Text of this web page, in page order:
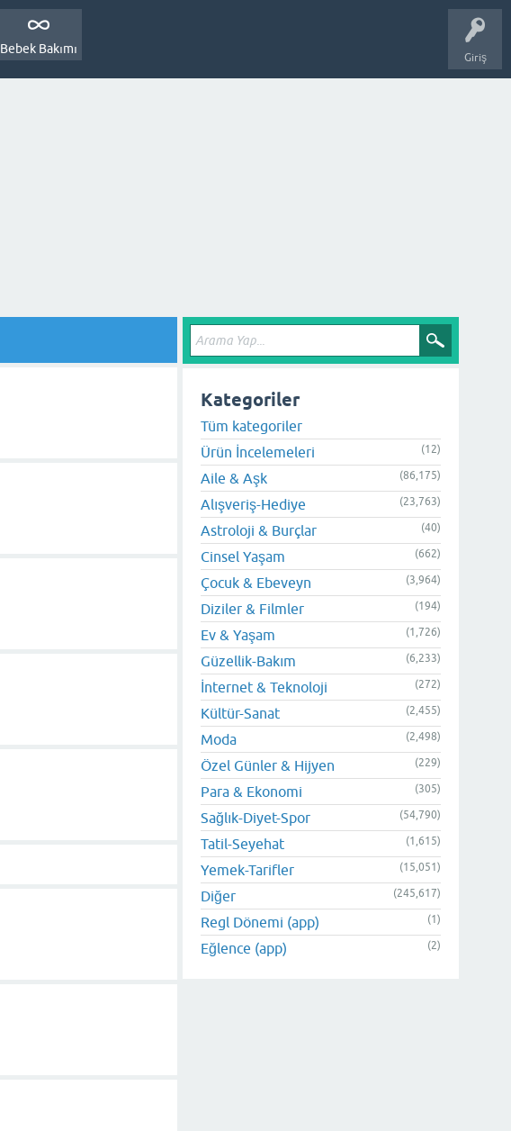
Giriş
Bebek Bakımı
Kategoriler
Tüm kategoriler
Ürün İncelemeleri
(12)
Aile & Aşk (86,175)
Alışveriş-Hediye (23,763)
Astroloji & Burçlar (40)
Cinsel Yaşam (662)
Çocuk & Ebeveyn (3,964)
Diziler & Filmler (194)
Ev & Yaşam (1,726)
Güzellik-Bakım (6,233)
İnternet & Teknoloji (272)
Kültür-Sanat (2,455)
Moda (2,498)
Özel Günler & Hijyen (229)
Para & Ekonomi (305)
Sağlık-Diyet-Spor (54,790)
Tatil-Seyehat (1,615)
Yemek-Tarifler (15,051)
Diğer (245,617)
Regl Dönemi (app) (1)
Eğlence (app) (2)